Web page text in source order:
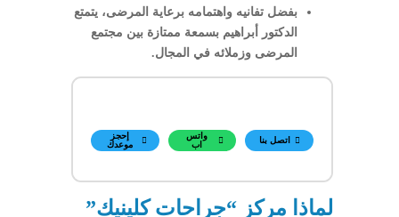
بفضل تفانيه واهتمامه برعاية المرضى، يتمتع
الدكتور أبراهيم بسمعة ممتازة بين مجتمع
المرضى وزملائه في المجال.
اتصل بنا
واتس
اب
إحجز
موعدك
لماذا مركز “جراحات كلينيك”